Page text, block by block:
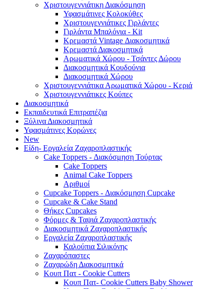
Χριστουγεννιάτικη Διακόσμηση
Υφασμάτινες Κολοκύθες
Χριστουγεννιάτικες Γιρλάντες
Γιρλάντα Μπαλόνια - Kit
Κρεμαστά Vintage Διακοσμητικά
Κρεμαστά Διακοσμητικά
Αρωματικά Χώρου - Τσάντες Δώρου
Διακοσμητικά Κουδούνια
Διακοσμητικά Χώρου
Χριστουγεννιάτικα Αρωματικά Χώρου - Κεριά
Χριστουγεννιάτικες Κούπες
Διακοσμητικά
Εκπαιδευτικά Επιτραπέζια
Ξύλινα Διακοσμητικά
Υφασμάτινες Κορώνες
New
Είδη- Εργαλεία Ζαχαροπλαστικής
Cake Toppers - Διακόσμηση Τούρτας
Cake Toppers
Animal Cake Toppers
Αριθμοί
Cupcake Toppers - Διακόσμηση Cupcake
Cupcake & Cake Stand
Θήκες Cupcakes
Φόρμες & Ταψιά Ζαχαροπλαστικής
Διακοσμητικά Ζαχαροπλαστικής
Εργαλεία Ζαχαροπλαστικής
Καλούπια Σιλικόνης
Ζαχαρόπαστες
Ζαχαρώδη Διακοσμητικά
Κουπ Πατ - Cookie Cutters
Κουπ Πατ- Cookie Cutters Baby Shower